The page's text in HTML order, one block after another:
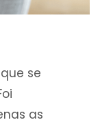
se
as